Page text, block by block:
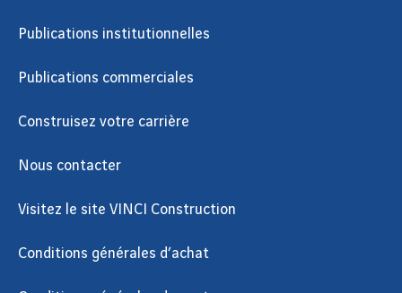
Publications institutionnelles
Publications commerciales
Construisez votre carrière
Nous contacter
Visitez le site VINCI Construction
Conditions générales d’achat